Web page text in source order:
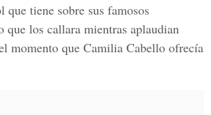
que tiene sobre sus famosos
que los callara mientras aplaudian
momento que Camilia Cabello ofrecía